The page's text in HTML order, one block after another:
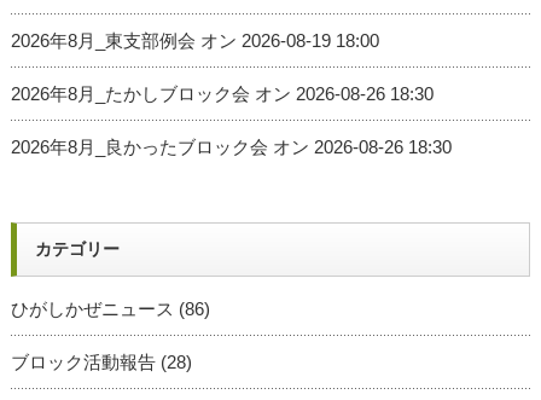
2026年8月_東支部例会 オン 2026-08-19 18:00
2026年8月_たかしブロック会 オン 2026-08-26 18:30
2026年8月_良かったブロック会 オン 2026-08-26 18:30
カテゴリー
ひがしかぜニュース (86)
ブロック活動報告(28)